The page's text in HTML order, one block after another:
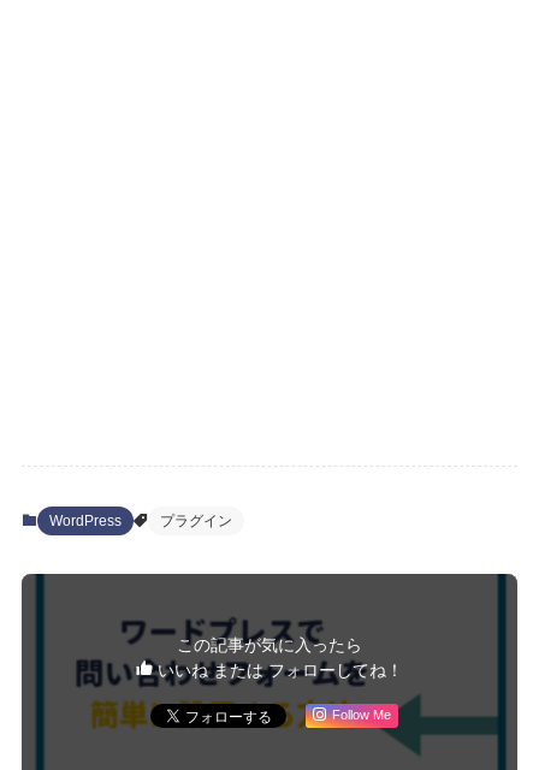
WordPress プラグイン
この記事が気に入ったら
いいね または フォローしてね！
Follow Me